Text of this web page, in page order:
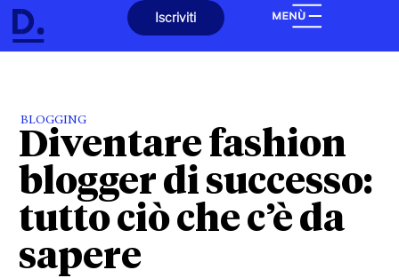
Iscriviti
BLOGGING
Diventare fashion
blogger di successo:
tutto ciò che c’è da
sapere